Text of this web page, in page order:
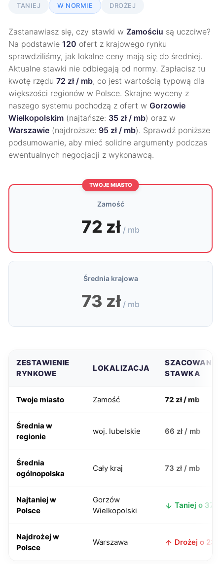
TANIEJ W NORMIE DROŻEJ
Zastanawiasz się, czy stawki w Zamościu są uczciwe?
Na podstawie 120 ofert z krajowego rynku
sprawdziliśmy, jak lokalne ceny mają się do średniej.
Aktualne stawki nie odbiegają od normy. Zapłacisz tu
kwotę rzędu 72 zł / mb, co jest wartością typową dla
większości regionów w Polsce. Skrajne wyceny z
naszego systemu pochodzą z ofert w Gorzowie
Wielkopolskim (najtańsze: 35 zł / mb) oraz w
Warszawie (najdroższe: 95 zł / mb). Sprawdź poniższe
podsumowanie, aby mieć solidne argumenty podczas
ewentualnych negocjacji z wykonawcą.
TWOJE MIASTO
Zamość
72 zł / mb
Średnia krajowa
73 zł / mb
ZESTAWIENIE
RYNKOWE
LOKALIZACJA
SZACOWANA
STAWKA
Twoje miasto Zamość 72 zł / mb
Średnia w
regionie
woj. lubelskie 66 zł / mb
Średnia
ogólnopolska
Cały kraj 73 zł / mb
Najtaniej w
Polsce
Gorzów
Wielkopolski
Taniej o 37
Najdrożej w
Polsce
Warszawa Drożej o 23